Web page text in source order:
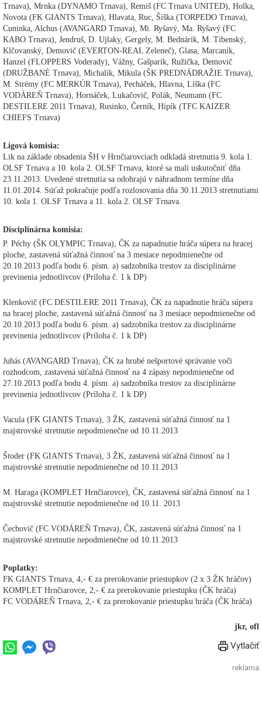
Trnava), Mrnka (DYNAMO Trnava), Remiš (FC Trnava UNITED), Holka,
Novota (FK GIANTS Trnava), Hlavata, Ruc, Šiška (TORPEDO Trnava),
Cuninka, Alchus (AVANGARD Trnava), Mi. Ryšavý, Ma. Ryšavý (FC
KABO Trnava), Jendruš, D. Ujlaky, Gergely, M. Bednárik, M. Tibenský,
Klčovanský, Demovič (EVERTON-REAL Zeleneč), Glasa, Marcaník,
Hanzel (FLOPPERS Voderady), Vážny, Gašparík, Ružička, Demovič
(DRUŽBANÉ Trnava), Michalík, Mikula (ŠK PREDNÁDRAŽIE Trnava),
M. Strémy (FC MERKÚR Trnava), Pecháček, Hlavna, Líška (FC
VODÁREŇ Trnava), Hornáček, Lukačovič, Polák, Neumann (FC
DESTILERE 2011 Trnava), Rusinko, Černík, Hipík (TFC KAIZER
CHIEFS Trnava)
Ligová komisia:
Lik na základe obsadenia ŠH v Hrnčiarovciach odkladá stretnutia 9. kola 1.
OLSF Trnava a 10. kola 2. OLSF Trnava, ktoré sa mali uskutočniť dňa
23.11.2013. Uvedené stretnutia sa odohrajú v náhradnom termíne dňa
11.01.2014. Súťaž pokračuje podľa rozlosovania dňa 30.11.2013 stretnutiami
10. kola 1. OLSF Trnava a 11. kola 2. OLSF Trnava.
Disciplinárna komisia:
P. Péchy (ŠK OLYMPIC Trnava), ČK za napadnutie hráča súpera na hracej
ploche, zastavená súťažná činnosť na 3 mesiace nepodmienečne od
20.10.2013 podľa bodu 6. písm. a) sadzobníka trestov za disciplinárne
previnenia jednotlivcov (Príloha č. 1 k DP)
Klenkovič (FC DESTILERE 2011 Trnava), ČK za napadnutie hráča súpera
na hracej ploche, zastavená súťažná činnosť na 3 mesiace nepodmienečne od
20.10.2013 podľa bodu 6. písm. a) sadzobníka trestov za disciplinárne
previnenia jednotlivcov (Príloha č. 1 k DP)
Juhás (AVANGARD Trnava), ČK za hrubé nešportové správanie voči
rozhodcom, zastavená súťažná činnosť na 4 zápasy nepodmienečne od
27.10.2013 podľa bodu 4. písm. a) sadzobníka trestov za disciplinárne
previnenia jednotlivcov (Príloha č. 1 k DP)
Vacula (FK GIANTS Trnava), 3 ŽK, zastavená súťažná činnosť na 1
majstrovské stretnutie nepodmienečne od 10.11.2013
Štoder (FK GIANTS Trnava), 3 ŽK, zastavená súťažná činnosť na 1
majstrovské stretnutie nepodmienečne od 10.11.2013
M. Haraga (KOMPLET Hrnčiarovce), ČK, zastavená súťažná činnosť na 1
majstrovské stretnutie nepodmienečne od 10.11. 2013
Čechovič (FC VODÁREŇ Trnava), ČK, zastavená súťažná činnosť na 1
majstrovské stretnutie nepodmienečne od 10.11.2013
Poplatky:
FK GIANTS Trnava, 4,- € za prerokovanie priestupkov (2 x 3 ŽK hráčov)
KOMPLET Hrnčiarovce, 2,- € za prerokovanie priestupku (ČK hráča)
FC VODÁREŇ Trnava, 2,- € za prerokovanie priestupku hráča (ČK hráča)
jkr, ofl
Vytlačiť
reklama